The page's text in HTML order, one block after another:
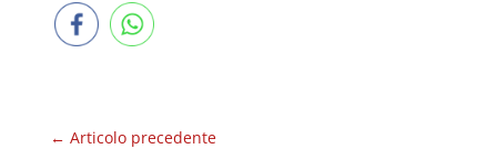
← Articolo precedente